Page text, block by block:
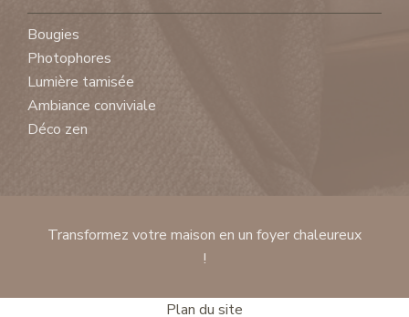
Bougies
Photophores
Lumière tamisée
Ambiance conviviale
Déco zen
Transformez votre maison en un foyer chaleureux
!
Plan du site